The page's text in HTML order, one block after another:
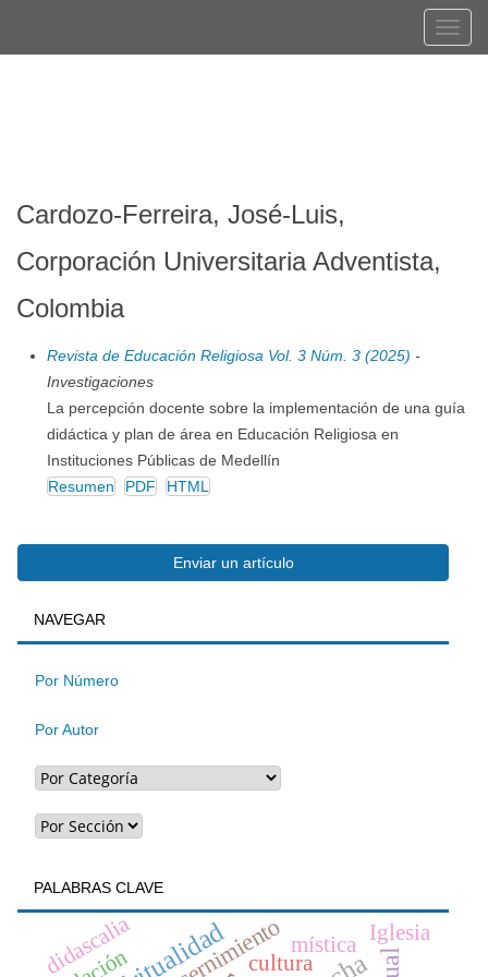
Cardozo-Ferreira, José-Luis,
Corporación Universitaria Adventista,
Colombia
Revista de Educación Religiosa Vol. 3 Núm. 3 (2025) -
Investigaciones
La percepción docente sobre la implementación de una guía
didáctica y plan de área en Educación Religiosa en
Instituciones Públicas de Medellín
Resumen
PDF HTML
Enviar
un
artículo
Enviar un artículo
BUSQUEDA
NAVEGAR
Por Número
Por Autor
PALABRAS CLAVE
cultura
mística
didascalia Iglesia